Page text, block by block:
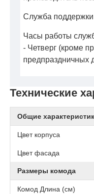
Технические
Общие
Цвет корпуса
Цвет фасада
Размеры комода
Комод Длина (см)
Служба поддержки
Часы работы
- Четверг (кроме
предпраздничных